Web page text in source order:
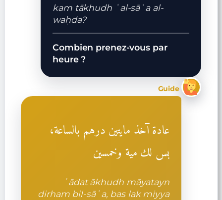
kam tākhudh ʿal-sāʿa al-
waḥda?
Combien prenez-vous par
heure ?
Guide
عادة آخذ مايتين درهم بالساعة،
بس لك مية وخمسين
ʿādat ākhudh māyatayn
dirham bil-sāʿa, bas lak miyya